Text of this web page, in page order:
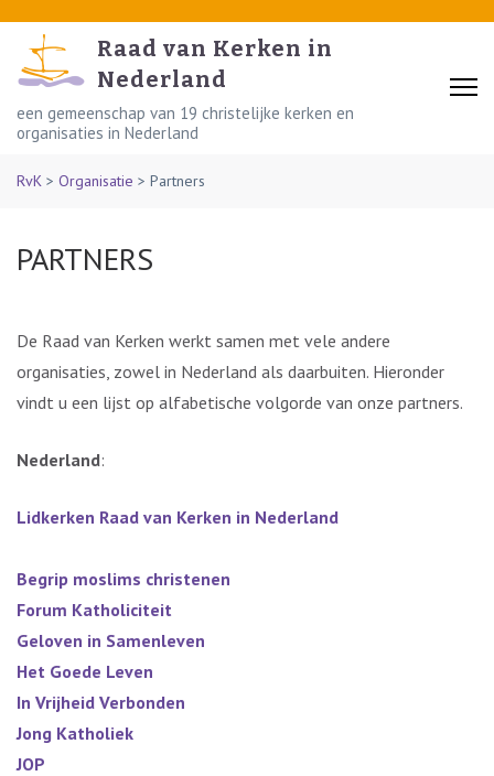
content
(Press
Enter)
Raad van Kerken in
Nederland
een gemeenschap van 19 christelijke kerken en
organisaties in Nederland
RvK > Organisatie > Partners
PARTNERS
De Raad van Kerken werkt samen met vele andere
organisaties, zowel in Nederland als daarbuiten. Hieronder
vindt u een lijst op alfabetische volgorde van onze partners.
Nederland:
Lidkerken Raad van Kerken in Nederland
Begrip moslims christenen
Forum Katholiciteit
Geloven in Samenleven
Het Goede Leven
In Vrijheid Verbonden
Jong Katholiek
JOP